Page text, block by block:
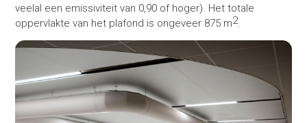
veelal een emissiviteit van 0,90 of hoger). Het totale
oppervlakte van het plafond is ongeveer 875 m2.